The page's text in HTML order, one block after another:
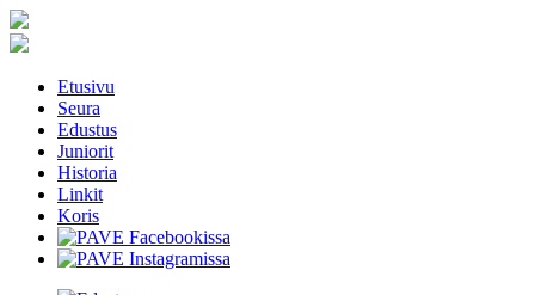
Etusivu
Seura
Edustus
Juniorit
Historia
Linkit
Koris